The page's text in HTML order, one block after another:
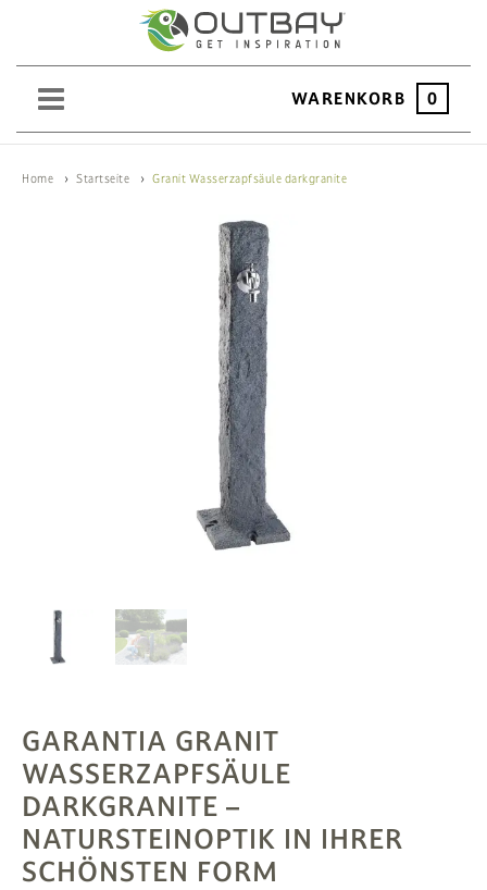
WARENKORB 0
SUCHE
ANMELDEN
Home Startseite Granit Wasserzapfsäule darkgranite
GARANTIA GRANIT
WASSERZAPFSÄULE
DARKGRANITE –
NATURSTEINOPTIK IN IHRER
SCHÖNSTEN FORM